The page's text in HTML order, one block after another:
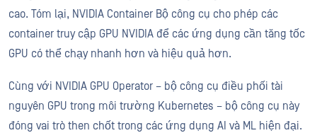
cao. Tóm lại, NVIDIA Container Bộ công cụ cho phép các
container truy cập GPU NVIDIA để các ứng dụng cần tăng tốc
GPU có thể chạy nhanh hơn và hiệu quả hơn.
Cùng với NVIDIA GPU Operator – bộ công cụ điều phối tài
nguyên GPU trong môi trường Kubernetes – bộ công cụ này
đóng vai trò then chốt trong các ứng dụng AI và ML hiện đại.